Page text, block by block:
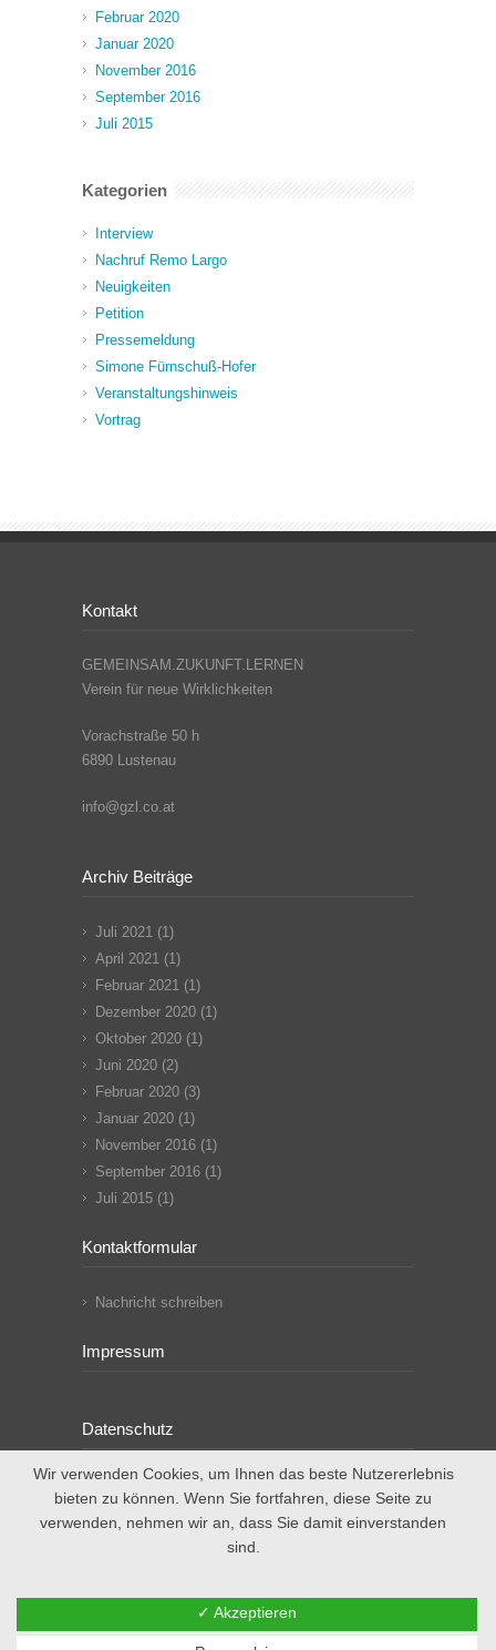
Februar 2020
Januar 2020
November 2016
September 2016
Juli 2015
Kategorien
Interview
Nachruf Remo Largo
Neuigkeiten
Petition
Pressemeldung
Simone Fürnschuß-Hofer
Veranstaltungshinweis
Vortrag
Kontakt
GEMEINSAM.ZUKUNFT.LERNEN
Verein für neue Wirklichkeiten
Vorachstraße 50 h
6890 Lustenau
info@gzl.co.at
Archiv Beiträge
Juli 2021 (1)
April 2021 (1)
Februar 2021 (1)
Dezember 2020 (1)
Oktober 2020 (1)
Juni 2020 (2)
Februar 2020 (3)
Januar 2020 (1)
November 2016 (1)
September 2016 (1)
Juli 2015 (1)
Kontaktformular
Nachricht schreiben
Impressum
Datenschutz
Wir verwenden Cookies, um Ihnen das beste Nutzererlebnis
bieten zu können. Wenn Sie fortfahren, diese Seite zu
verwenden, nehmen wir an, dass Sie damit einverstanden
sind.
✓ Akzeptieren